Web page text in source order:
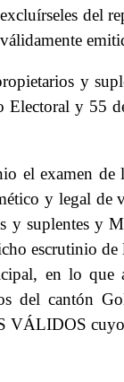
del
y
Electoral y 55
el examen
y legal de
y suplentes y
escrutinio
en lo que a
del cantón
VÁLIDOS